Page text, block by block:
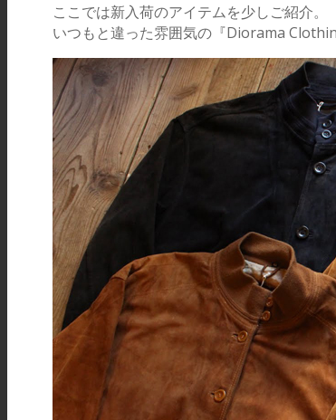
ここでは新入荷のアイテムを少しご紹介。
いつもと違った雰囲気の『Diorama